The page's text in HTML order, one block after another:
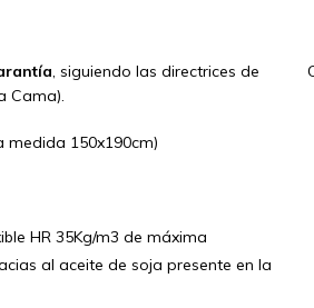
, siguiendo las directrices de
Cama).
medida 150x190cm)
HR 35Kg/m3 de máxima
al aceite de soja presente en la